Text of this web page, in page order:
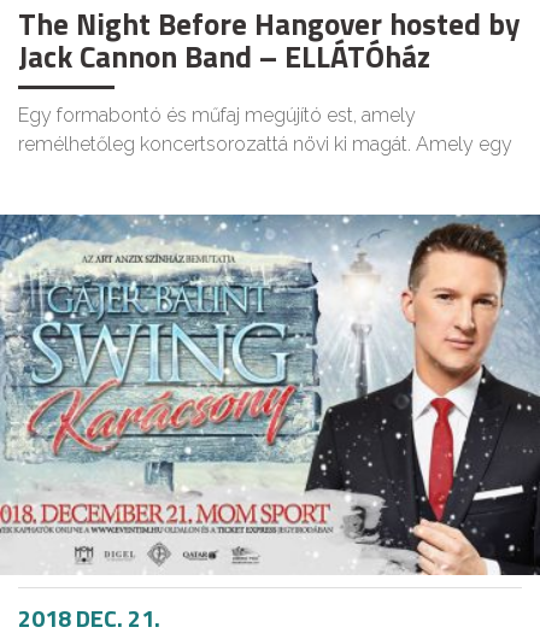
The Night Before Hangover hosted by
Jack Cannon Band – ELLÁTÓház
Egy formabontó és műfaj megújító est, amely
remélhetőleg koncertsorozattá növi ki magát. Amely egy
2018 DEC. 21.